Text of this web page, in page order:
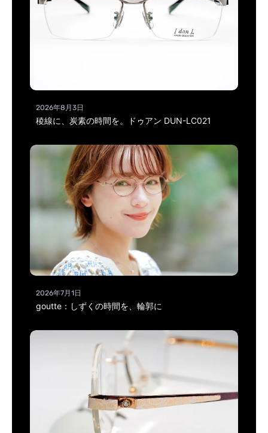
2026年8月3日
稜線に、炭素の時間を。ドゥアン DUN-LC021
2026年7月1日
goutte：しずくの時間を、輪郭に